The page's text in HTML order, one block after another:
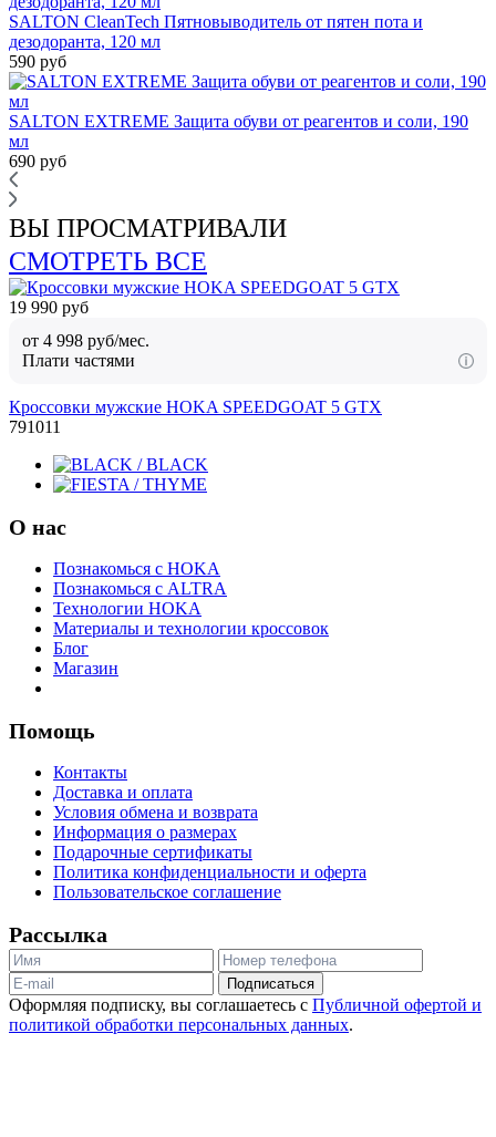
SALTON CleanTech Пятновыводитель от пятен пота и
дезодоранта, 120 мл
590 руб
SALTON EXTREME Защита обуви от реагентов и соли, 190
мл
690 руб
ВЫ ПРОСМАТРИВАЛИ
СМОТРЕТЬ ВСЕ
19 990 руб
от 4 998 руб/мес.
Плати частями
Кроссовки мужские HOKA SPEEDGOAT 5 GTX
791011
О нас
Познакомься с HOKA
Познакомься с ALTRA
Технологии HOKA
Материалы и технологии кроссовок
Блог
Магазин
Помощь
Контакты
Доставка и оплата
Условия обмена и возврата
Информация о размерах
Подарочные сертификаты
Политика конфиденциальности и оферта
Пользовательское соглашение
Рассылка
Подписаться
Оформляя подписку, вы соглашаетесь с Публичной офертой и
политикой обработки персональных данных.